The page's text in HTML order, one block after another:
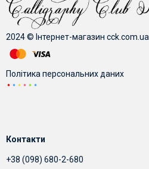
2024 © Інтернет-магазин cck.com.ua
Політика персональних даних
Контакти
+38 (098) 680-2-680